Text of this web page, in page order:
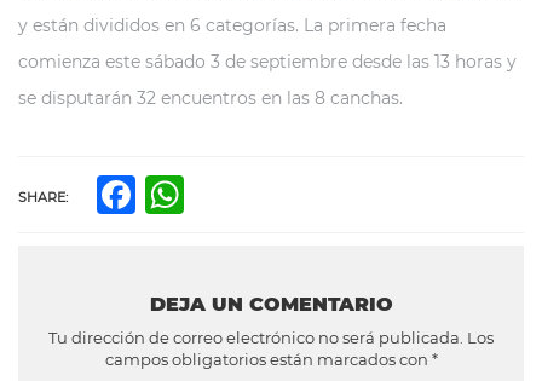
y están divididos en 6 categorías. La primera fecha
comienza este sábado 3 de septiembre desde las 13 horas y
se disputarán 32 encuentros en las 8 canchas.
SHARE: Facebook
DEJA UN COMENTARIO
Tu dirección de correo electrónico no será publicada. Los
campos obligatorios están marcados con *